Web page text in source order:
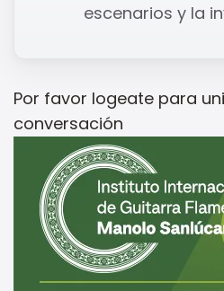
escenarios y la
Por favor logeate para
conversación